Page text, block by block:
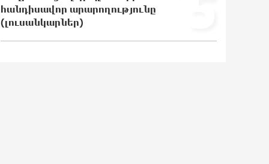
Վրաստանում պետական ​​
պաշտոնյային կաշառելու փորձի
հանդիսավոր արարողությունը
(լուսանկարներ)